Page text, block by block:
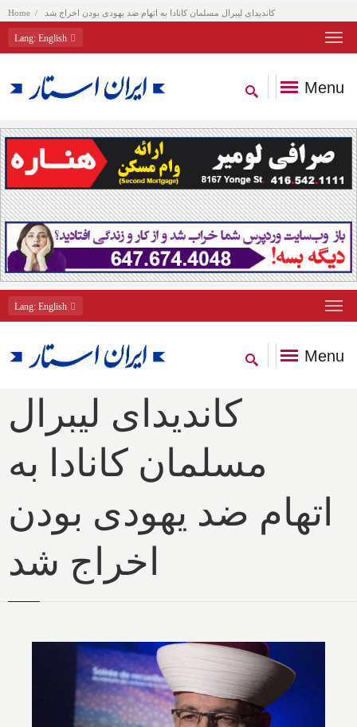
Home کاندیدای لیبرال مسلمان کانادا به اتهام ضد یهودی بودن اخراج شد
Lang: English
Menu
Lang: English
Menu
کاندیدای لیبرال
مسلمان کانادا به
اتهام ضد یهودی بودن
اخراج شد